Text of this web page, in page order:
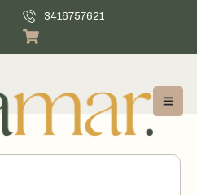
3416757621